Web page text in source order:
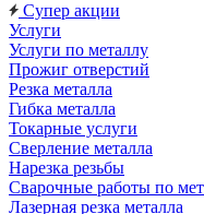
Супер акции
Услуги
Услуги по металлу
Прожиг отверстий
Резка металла
Гибка металла
Токарные услуги
Сверление металла
Нарезка резьбы
Сварочные работы по
Лазерная резка металла